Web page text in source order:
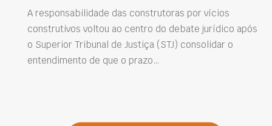
A responsabilidade das construtoras por vícios
construtivos voltou ao centro do debate jurídico após
o Superior Tribunal de Justiça (STJ) consolidar o
entendimento de que o prazo…